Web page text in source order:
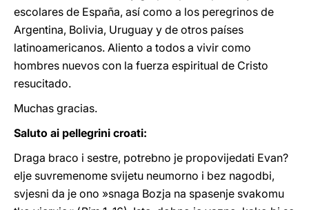
escolares de España, así como a los peregrinos de
Argentina, Bolivia, Uruguay y de otros países
latinoamericanos. Aliento a todos a vivir como
hombres nuevos con la fuerza espiritual de Cristo
resucitado.
Muchas gracias.
Saluto ai pellegrini croati:
Draga braco i sestre, potrebno je propovijedati Evan?
elje suvremenome svijetu neumorno i bez nagodbi,
svjesni da je ono »snaga Bozja na spasenje svakomu